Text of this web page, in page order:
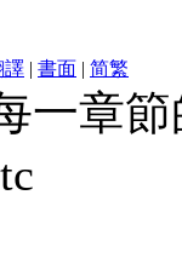
譯 | 書面 | 简繁
一章